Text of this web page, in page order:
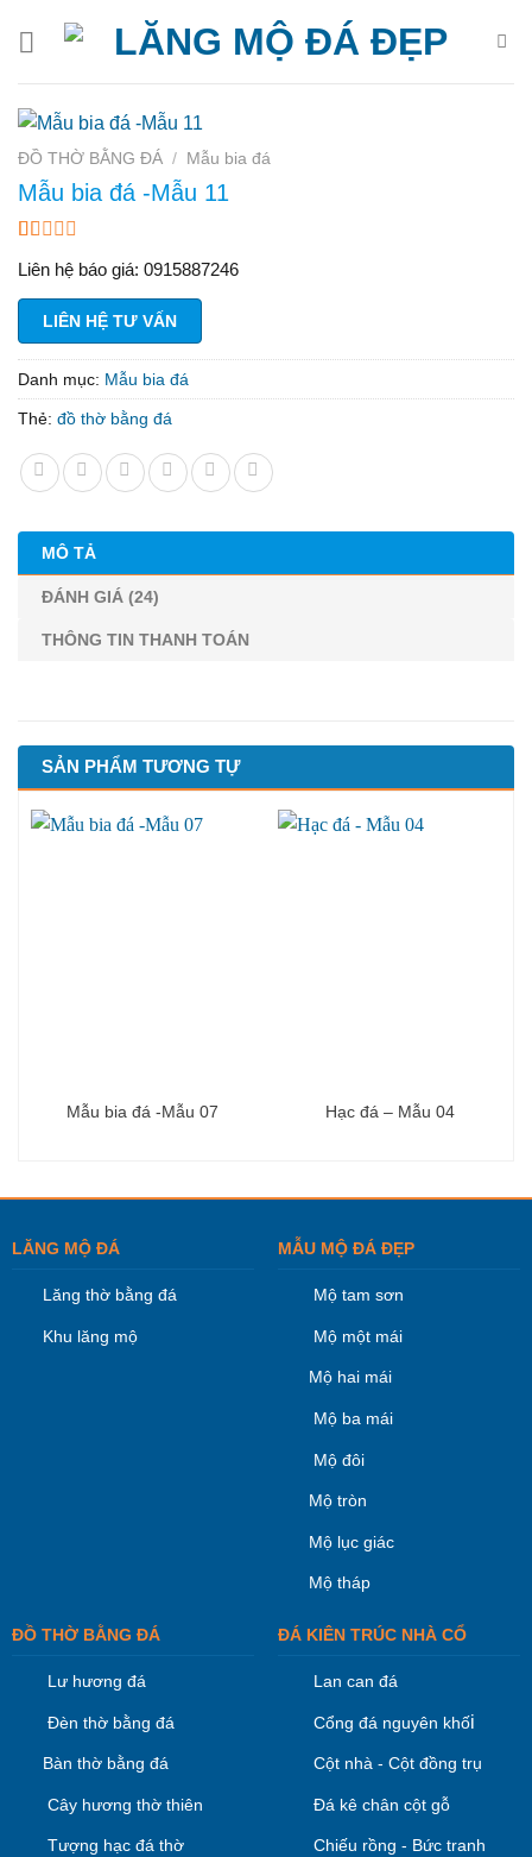
ĐỒ THỜ BẰNG ĐÁ / Mẫu bia đá
Mẫu bia đá -Mẫu 11
trên
5
dựa
trên
giá
Liên hệ báo giá: 0915887246
LIÊN HỆ TƯ VẤN
Danh mục: Mẫu bia đá
Thẻ: đồ thờ bằng đá
MÔ TẢ
ĐÁNH GIÁ (24)
THÔNG TIN THANH TOÁN
SẢN PHẨM TƯƠNG TỰ
Mẫu bia đá -Mẫu 07 Hạc đá – Mẫu 04
LĂNG MỘ ĐÁ
Lăng thờ bằng đá
Khu lăng mộ
MẪU MỘ ĐÁ ĐẸP
Mộ tam sơn
Mộ một mái
Mộ hai mái
Mộ ba mái
Mộ đôi
Mộ tròn
Mộ lục giác
Mộ tháp
ĐỒ THỜ BẰNG ĐÁ
Lư hương đá
Đèn thờ bằng đá
Bàn thờ bằng đá
Cây hương thờ thiên
Tượng hạc đá thờ
ĐÁ KIÊN TRÚC NHÀ CỔ
Lan can đá
Cổng đá nguyên khối
Cột nhà - Cột đồng trụ
Đá kê chân cột gỗ
Chiếu rồng - Bức tranh